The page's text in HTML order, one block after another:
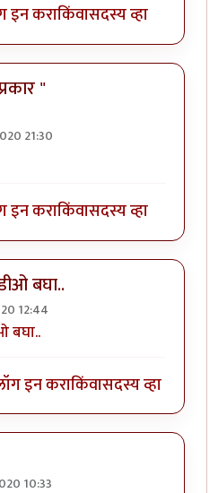
इन कराकिंवासदस्य व्हा
"
21:30
इन कराकिंवासदस्य व्हा
बघा..
12:44
वेगळाच प्रकार " विल्यमस लूप "
बघा..
इन कराकिंवासदस्य व्हा
10:33